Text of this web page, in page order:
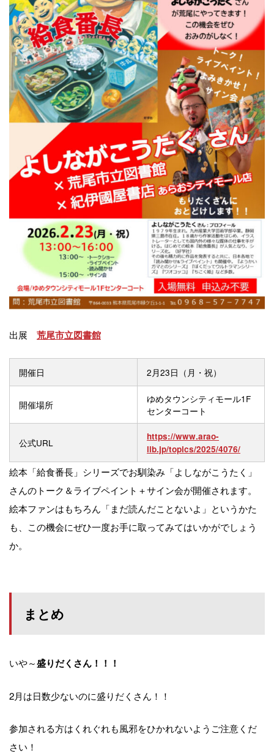
出展 荒尾市立図書館
開催日 2月23日（月・祝）
開催場所
ゆめタウンシティモール1F
センターコート
公式URL
https://www.arao-
lib.jp/topics/2025/4076/
絵本「給食番長」シリーズでお馴染み「よしながこうたく」
さんのトーク＆ライブペイント＋サイン会が開催されます。
絵本ファンはもちろん「まだ読んだことないよ」というかた
も、この機会にぜひ一度お手に取ってみてはいかがでしょう
か。
まとめ
いや～盛りだくさん！！！
2月は日数少ないのに盛りだくさん！！
参加される方はくれぐれも風邪をひかれないようご注意くだ
さい！